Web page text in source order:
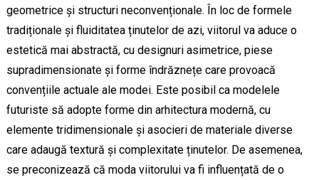
geometrice și structuri neconvenționale. În loc de formele
tradiționale și fluiditatea ținutelor de azi, viitorul va aduce o
estetică mai abstractă, cu designuri asimetrice, piese
supradimensionate și forme îndrăznețe care provoacă
convențiile actuale ale modei. Este posibil ca modelele
futuriste să adopte forme din arhitectura modernă, cu
elemente tridimensionale și asocieri de materiale diverse
care adaugă textură și complexitate ținutelor. De asemenea,
se preconizează că moda viitorului va fi influențată de o